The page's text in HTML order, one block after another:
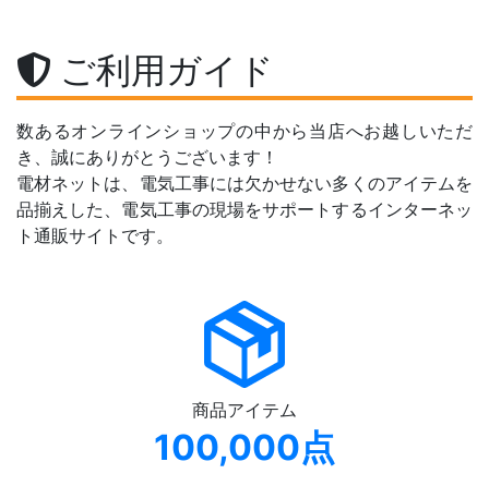
ご利用ガイド
数あるオンラインショップの中から当店へお越しいただ
き、誠にありがとうございます！
電材ネットは、電気工事には欠かせない多くのアイテムを
品揃えした、電気工事の現場をサポートするインターネッ
ト通販サイトです。
商品アイテム
100,000点